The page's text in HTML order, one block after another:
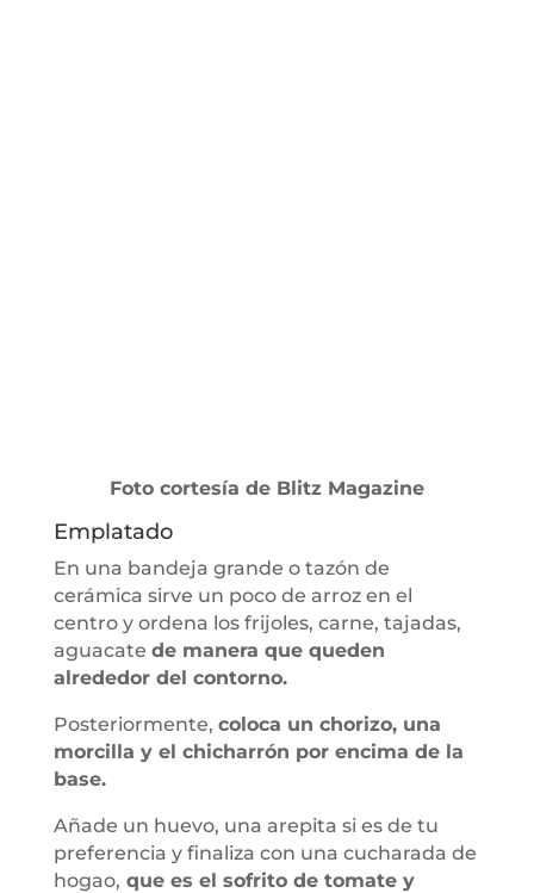
Foto cortesía de Blitz Magazine
Emplatado
En una bandeja grande o tazón de
cerámica sirve un poco de arroz en el
centro y ordena los frijoles, carne, tajadas,
aguacate de manera que queden
alrededor del contorno.
Posteriormente, coloca un chorizo, una
morcilla y el chicharrón por encima de la
base.
Añade un huevo, una arepita si es de tu
preferencia y finaliza con una cucharada de
hogao, que es el sofrito de tomate y